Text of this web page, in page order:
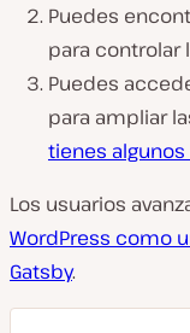
Puedes
para controlar
Puedes
para ampliar
tienes
Los usuarios
WordPress como
Gatsby.